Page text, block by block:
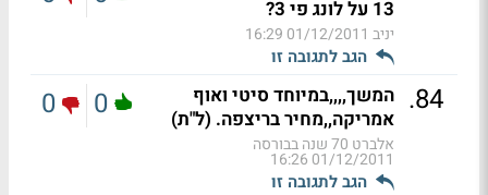
13 על לונג פי 3?
יניב 01/12/2011 16:29
הגב לתגובה זו
84
. המשך,,,,במיוחד סיטי ואוף
אמריקה,,מחיר בריצפה. (ל"ת)
אלברט 70 שנה בבורסה
01/12/2011 16:26
הגב לתגובה זו
0
0